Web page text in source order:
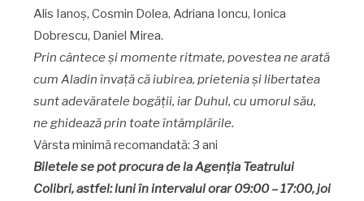
Alis Ianoș, Cosmin Dolea, Adriana Ioncu, Ionica
Dobrescu, Daniel Mirea.
Prin cântece și momente ritmate, povestea ne arată
cum Aladin învață că iubirea, prietenia și libertatea
sunt adevăratele bogății, iar Duhul, cu umorul său,
ne ghidează prin toate întâmplările.
Vârsta minimă recomandată: 3 ani
Biletele se pot procura de la Agenţia Teatrului
Colibri, astfel: luni în intervalul orar 09:00 – 17:00, joi